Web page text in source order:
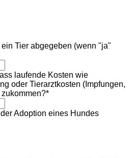
Tier abgegeben (wenn "ja"
laufende Kosten wie
oder Tierarztkosten (Impfungen,
*
Adoption eines Hundes